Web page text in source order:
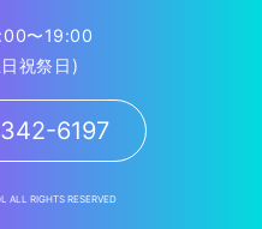
〜19:00
祝祭日)
6197
ALL RIGHTS RESERVED